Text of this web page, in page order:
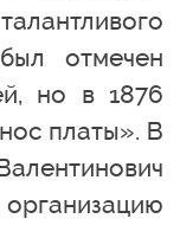
отмечен
но в 1876
платы». В